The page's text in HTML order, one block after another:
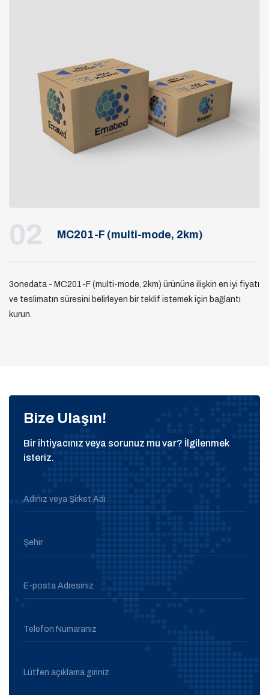
02 MC201-F (multi-mode, 2km)
3onedata - MC201-F (multi-mode, 2km) ürününe ilişkin en iyi fiyatı
ve teslimatın süresini belirleyen bir teklif istemek için bağlantı
kurun.
Bize Ulaşın!
Bir ihtiyacınız veya sorunuz mu var? İlgilenmek
isteriz.
Adınız veya Şirket Adı
Şehir
E-posta Adresiniz
Telefon Numaranız
Lütfen açıklama giriniz